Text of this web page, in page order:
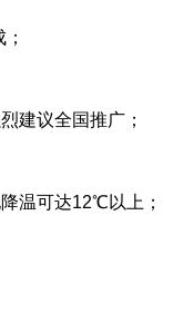
建议全国推广；
温可达12℃以上；